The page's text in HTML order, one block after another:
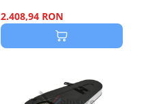
2.408,94 RON